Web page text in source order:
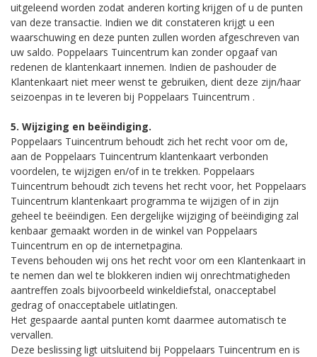
uitgeleend worden zodat anderen korting krijgen of u de punten
van deze transactie. Indien we dit constateren krijgt u een
waarschuwing en deze punten zullen worden afgeschreven van
uw saldo. Poppelaars Tuincentrum kan zonder opgaaf van
redenen de klantenkaart innemen. Indien de pashouder de
Klantenkaart niet meer wenst te gebruiken, dient deze zijn/haar
seizoenpas in te leveren bij Poppelaars Tuincentrum .
5. Wijziging en beëindiging.
Poppelaars Tuincentrum behoudt zich het recht voor om de,
aan de Poppelaars Tuincentrum klantenkaart verbonden
voordelen, te wijzigen en/of in te trekken. Poppelaars
Tuincentrum behoudt zich tevens het recht voor, het Poppelaars
Tuincentrum klantenkaart programma te wijzigen of in zijn
geheel te beëindigen. Een dergelijke wijziging of beëindiging zal
kenbaar gemaakt worden in de winkel van Poppelaars
Tuincentrum en op de internetpagina.
Tevens behouden wij ons het recht voor om een Klantenkaart in
te nemen dan wel te blokkeren indien wij onrechtmatigheden
aantreffen zoals bijvoorbeeld winkeldiefstal, onacceptabel
gedrag of onacceptabele uitlatingen.
Het gespaarde aantal punten komt daarmee automatisch te
vervallen.
Deze beslissing ligt uitsluitend bij Poppelaars Tuincentrum en is